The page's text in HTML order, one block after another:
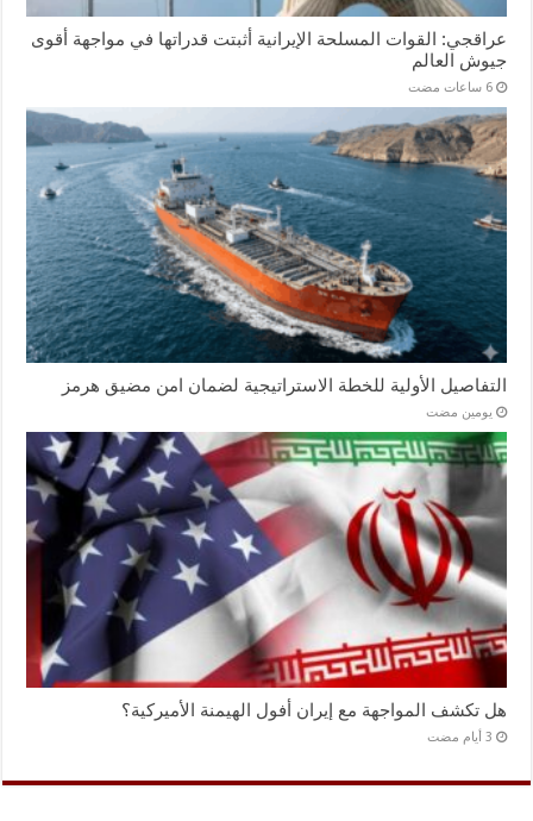
عراقجي: القوات المسلحة الإيرانية أثبتت قدراتها في مواجهة أقوى
جيوش العالم
‏6 ساعات مضت
التفاصيل الأولية للخطة الاستراتيجية لضمان امن مضيق هرمز
‏يومين مضت
هل تكشف المواجهة مع إيران أفول الهيمنة الأميركية؟